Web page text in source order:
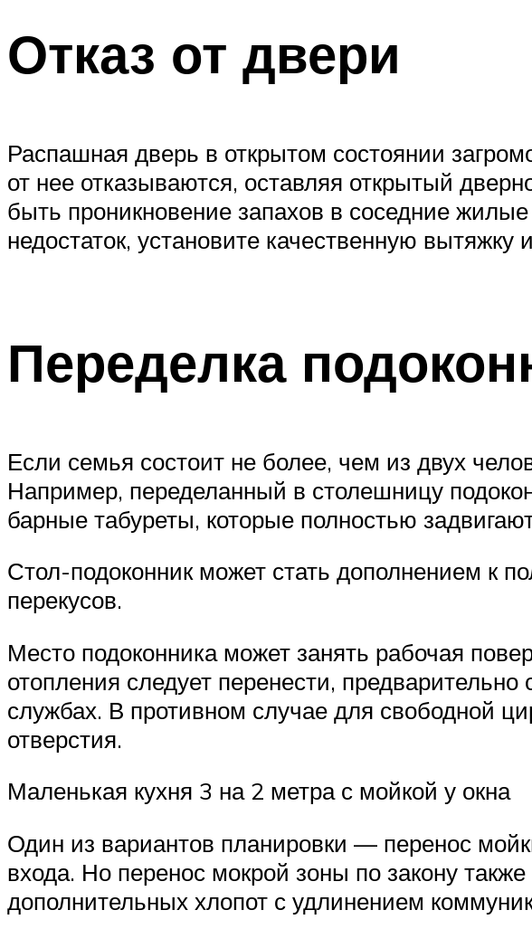
Отказ от двери
Распашная дверь в открытом состоянии
от нее отказываются, оставляя открытый
быть проникновение запахов в соседние
недостаток, установите качественную вытяжку
Переделка
Если семья состоит не более, чем из двух
Например, переделанный в столешницу
барные табуреты, которые полностью
Стол-подоконник может стать дополнением к
перекусов.
Место подоконника может занять рабочая
отопления следует перенести,
службах. В противном случае для свободной
отверстия.
Маленькая кухня 3 на 2 метра с мойкой у окна
Один из вариантов планировки — перенос
входа. Но перенос мокрой зоны по закону
дополнительных хлопот с удлинением